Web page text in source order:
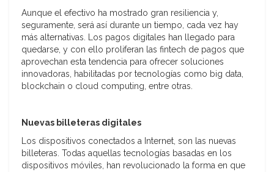
Aunque el efectivo ha mostrado gran resiliencia y,
seguramente, será así durante un tiempo, cada vez hay
más alternativas. Los pagos digitales han llegado para
quedarse, y con ello proliferan las fintech de pagos que
aprovechan esta tendencia para ofrecer soluciones
innovadoras, habilitadas por tecnologías como big data,
blockchain o cloud computing, entre otras.
Nuevas billeteras digitales
Los dispositivos conectados a Internet, son las nuevas
billeteras. Todas aquellas tecnologías basadas en los
dispositivos móviles, han revolucionado la forma en que